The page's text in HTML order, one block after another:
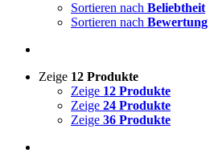
Sortieren nach Beliebtheit
Sortieren nach Bewertung
Zeige 12 Produkte
Zeige 12 Produkte
Zeige 24 Produkte
Zeige 36 Produkte